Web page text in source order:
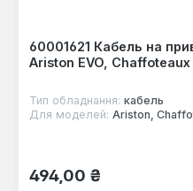
60001621 Кабель на
Ariston EVO, Chaffoteaux
Тип обладнання: кабель
Для моделей: Ariston,
Звичайна ціна:
494,00 ₴